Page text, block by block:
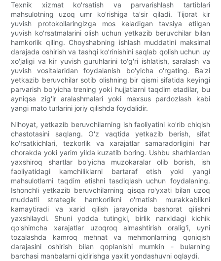
Texnik xizmat ko'rsatish va parvarishlash tartiblari
mahsulotning uzoq umr ko'rishiga ta'sir qiladi. Tijorat kir
yuvish protokollaringizga mos keladigan tavsiya etilgan
yuvish ko'rsatmalarini olish uchun yetkazib beruvchilar bilan
hamkorlik qiling. Choyshabning ishlash muddatini maksimal
darajada oshirish va tashqi ko'rinishini saqlab qolish uchun uy
xo'jaligi va kir yuvish guruhlarini to'g'ri ishlatish, saralash va
yuvish vositalaridan foydalanish bo'yicha o'rgating. Ba'zi
yetkazib beruvchilar sotib olishning bir qismi sifatida keyingi
parvarish bo'yicha trening yoki hujjatlarni taqdim etadilar, bu
ayniqsa zig'ir aralashmalari yoki maxsus pardozlash kabi
yangi mato turlarini joriy qilishda foydalidir.
Nihoyat, yetkazib beruvchilarning ish faoliyatini ko'rib chiqish
chastotasini saqlang. O'z vaqtida yetkazib berish, sifat
ko'rsatkichlari, tezkorlik va xarajatlar samaradorligini har
chorakda yoki yarim yilda kuzatib boring. Ushbu sharhlardan
yaxshiroq shartlar bo'yicha muzokaralar olib borish, ish
faoliyatidagi kamchiliklarni bartaraf etish yoki yangi
mahsulotlarni taqdim etishni tasdiqlash uchun foydalaning.
Ishonchli yetkazib beruvchilarning qisqa ro'yxati bilan uzoq
muddatli strategik hamkorlikni o'rnatish murakkablikni
kamaytiradi va xarid qilish jarayonida bashorat qilishni
yaxshilaydi. Shuni yodda tutingki, birlik narxidagi kichik
qo'shimcha xarajatlar uzoqroq almashtirish oralig'i, uyni
tozalashda kamroq mehnat va mehmonlarning qoniqish
darajasini oshirish bilan qoplanishi mumkin - bularning
barchasi manbalarni qidirishga yaxlit yondashuvni oqlaydi.